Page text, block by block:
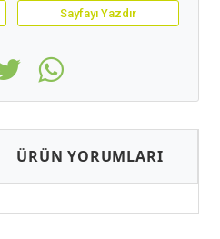
Sayfayı Yazdır
ÜRÜN YORUMLARI